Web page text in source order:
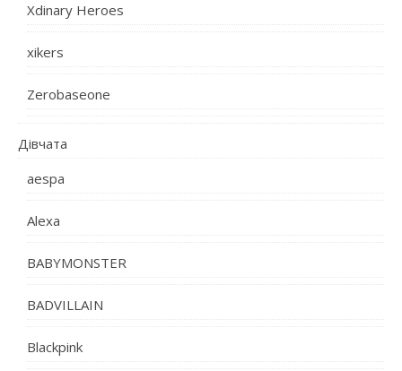
Xdinary Heroes
xikers
Zerobaseone
Дівчата
aespa
Alexa
BABYMONSTER
BADVILLAIN
Blackpink